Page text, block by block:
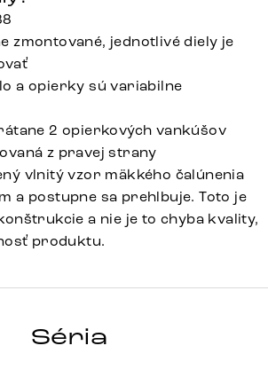
zmontované, jednotlivé diely je
a opierky sú variabilne
2 opierkových vankúšov
z pravej strany
vlnitý vzor mäkkého čalúnenia
a postupne sa prehlbuje. Toto je
a nie je to chyba kvality,
produktu.
Séria